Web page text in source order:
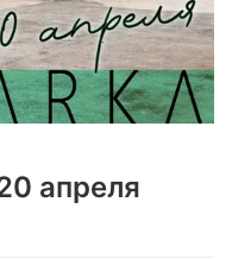
апреля